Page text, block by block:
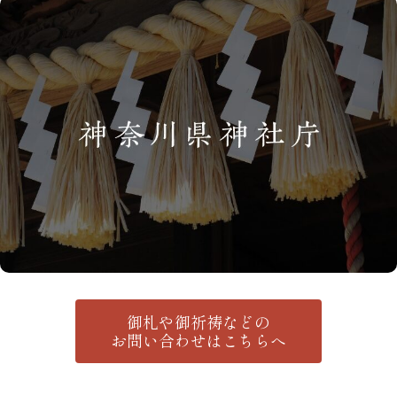
御札や御祈祷などの
お問い合わせはこちらへ